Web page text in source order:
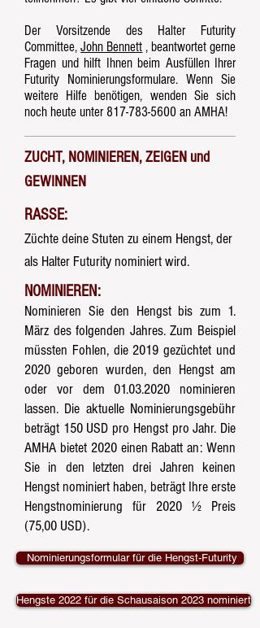
Der Vorsitzende des Halter Futurity
Committee,John Bennett , beantwortet gerne
Fragen und hilft Ihnen beim Ausfüllen Ihrer
Futurity Nominierungsformulare. Wenn Sie
weitere Hilfe benötigen, wenden Sie sich
noch heute unter 817-783-5600 an AMHA!
ZUCHT, NOMINIEREN, ZEIGEN und
GEWINNEN
RASSE:
Züchte deine Stuten zu einem Hengst, der
als Halter Futurity nominiert wird.
NOMINIEREN:
Nominieren Sie den Hengst bis zum 1.
März des folgenden Jahres. Zum Beispiel
müssten Fohlen, die 2019 gezüchtet und
2020 geboren wurden, den Hengst am
oder vor dem01.03.2020 nominieren
lassen. Die aktuelle Nominierungsgebühr
beträgt 150 USD pro Hengst pro Jahr. Die
AMHA bietet 2020 einen Rabatt an: Wenn
Sie in den letzten drei Jahren keinen
Hengst nominiert haben, beträgt Ihre erste
Hengstnominierung für 2020 ½ Preis
(75,00 USD).
Nominierungsformular für die Hengst-Futurity
Hengste 2022 für die Schausaison 2023 nominiert